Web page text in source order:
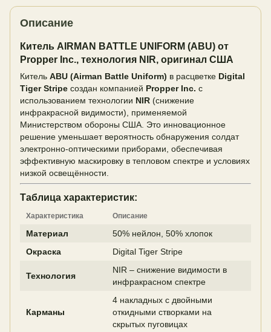
Описание
Китель AIRMAN BATTLE UNIFORM (ABU) от
Propper Inc., технология NIR, оригинал США
Китель ABU (Airman Battle Uniform) в расцветке Digital
Tiger Stripe создан компанией Propper Inc. с
использованием технологии NIR (снижение
инфракрасной видимости), применяемой
Министерством обороны США. Это инновационное
решение уменьшает вероятность обнаружения солдат
электронно-оптическими приборами, обеспечивая
эффективную маскировку в тепловом спектре и условиях
низкой освещённости.
Таблица характеристик:
Характеристика Описание
Материал
50% нейлон, 50% хлопок
Окраска
Digital Tiger Stripe
Технология
NIR – снижение видимости в
инфракрасном спектре
Карманы
4 накладных с двойными
откидными створками на
скрытых пуговицах